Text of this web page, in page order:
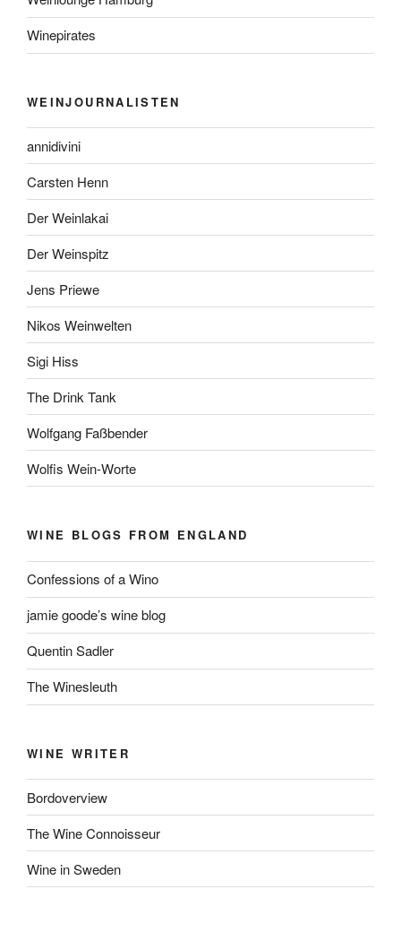
Winepirates
WEINJOURNALISTEN
annidivini
Carsten Henn
Der Weinlakai
Der Weinspitz
Jens Priewe
Nikos Weinwelten
Sigi Hiss
The Drink Tank
Wolfgang Faßbender
Wolfis Wein-Worte
WINE BLOGS FROM ENGLAND
Confessions of a Wino
jamie goode’s wine blog
Quentin Sadler
The Winesleuth
WINE WRITER
Bordoverview
The Wine Connoisseur
Wine in Sweden